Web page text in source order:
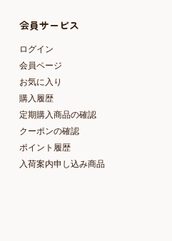
会員サービス
ログイン
会員ページ
お気に入り
購入履歴
定期購入商品の確認
クーポンの確認
ポイント履歴
入荷案内申し込み商品